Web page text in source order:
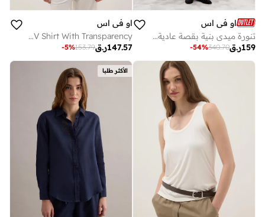
او في اس
تنورة ميدي بنية بقصة عادية من
ر.ق159
340.70
-54%
او في اس
OVS Light Blue Pure Cotton Regular Fit Deep V Shirt With Transparency
ر.ق147.57
153.79
-5%
الأكثر طلبا